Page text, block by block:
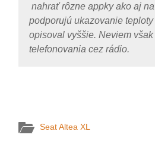
nahrať rôzne appky ako aj
podporujú ukazovanie
opisoval vyššie. Neviem
telefonovania cez rádio.
Seat Altea XL